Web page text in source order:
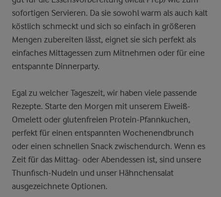
sofortigen Servieren. Da sie sowohl warm als auch kalt
köstlich schmeckt und sich so einfach in größeren
Mengen zubereiten lässt, eignet sie sich perfekt als
einfaches Mittagessen zum Mitnehmen oder für eine
entspannte Dinnerparty.
Egal zu welcher Tageszeit, wir haben viele passende
Rezepte. Starte den Morgen mit unserem Eiweiß-
Omelett oder glutenfreien Protein-Pfannkuchen,
perfekt für einen entspannten Wochenendbrunch
oder einen schnellen Snack zwischendurch. Wenn es
Zeit für das Mittag- oder Abendessen ist, sind unsere
Thunfisch-Nudeln und unser Hähnchensalat
ausgezeichnete Optionen.